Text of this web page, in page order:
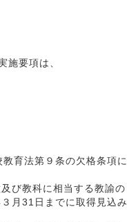
要項は、
育法第９条の欠格条項に
び教科に相当する教諭の
月31日までに取得見込み